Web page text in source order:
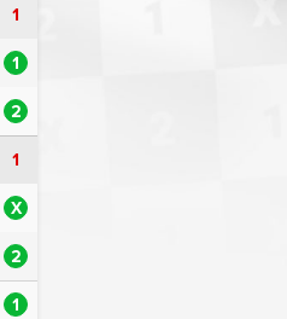
1
1
2
1
X
2
1